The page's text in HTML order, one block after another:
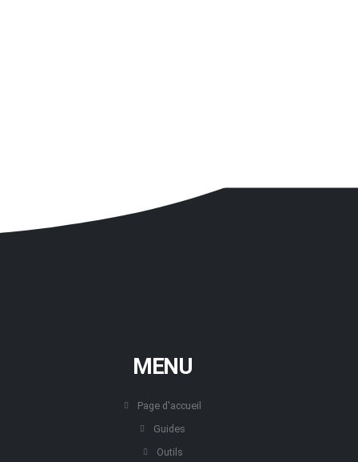
MENU
Page d'accueil
Guides
Outils